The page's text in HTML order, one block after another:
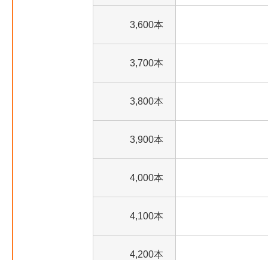
3,600本
3,700本
3,800本
3,900本
4,000本
4,100本
4,200本